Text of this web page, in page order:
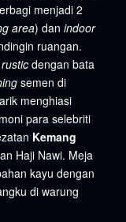
menjadi 2
area) dan indoor
ruangan.
rustic dengan bata
semen di
menghiasi
para selebriti
Kemang
Haji Nawi. Meja
kayu dengan
di warung